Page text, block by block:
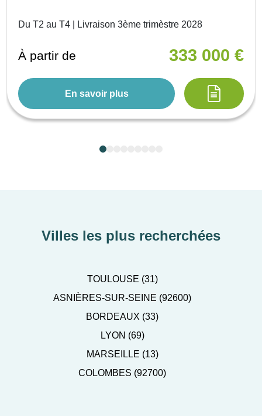
Du T2 au T4 | Livraison 3ème trimèstre 2028
À partir de 333 000 €
En savoir plus
Villes les plus recherchées
TOULOUSE (31)
ASNIÈRES-SUR-SEINE (92600)
BORDEAUX (33)
LYON (69)
MARSEILLE (13)
COLOMBES (92700)